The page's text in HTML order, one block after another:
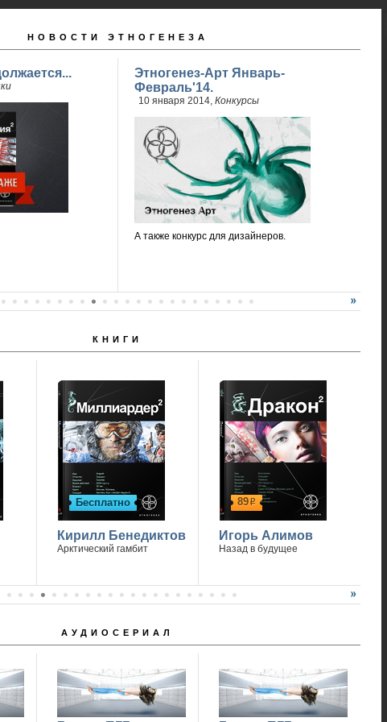
НОВОСТИ ЭТНОГЕНЕЗА
Этногенез-Арт Январь-
Февраль'14.
10 января 2014, Конкурсы
А также конкурс для дизайнеров.
КНИГИ
Бесплатно
Кирилл Бенедиктов
Арктический гамбит
89р
Игорь Алимов
Назад в будущее
АУДИОСЕРИАЛ